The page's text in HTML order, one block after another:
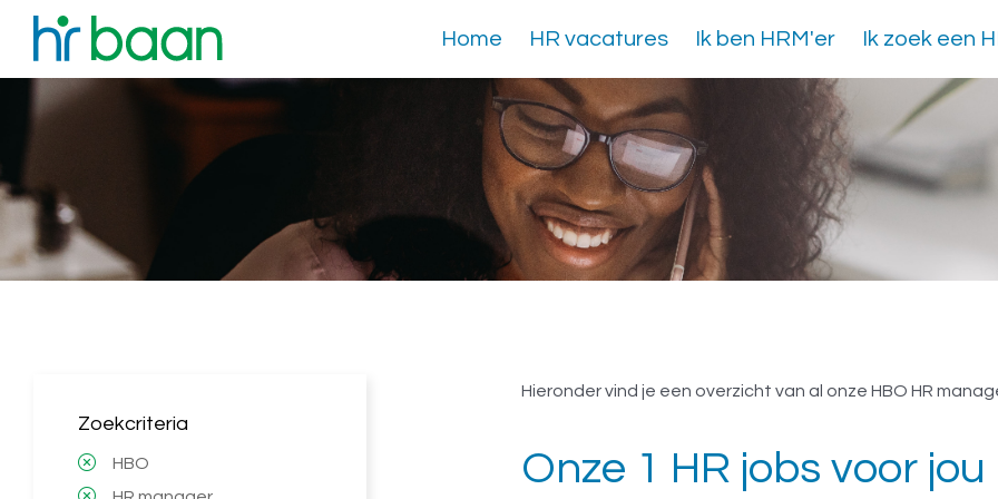
Home HR vacatures Ik ben HRM'er Ik zoek een
Zoekcriteria
HBO
Vacatures HBO HR
Hieronder vind je een overzicht van al onze HBO HR
Onze 1 HR jobs voor jou